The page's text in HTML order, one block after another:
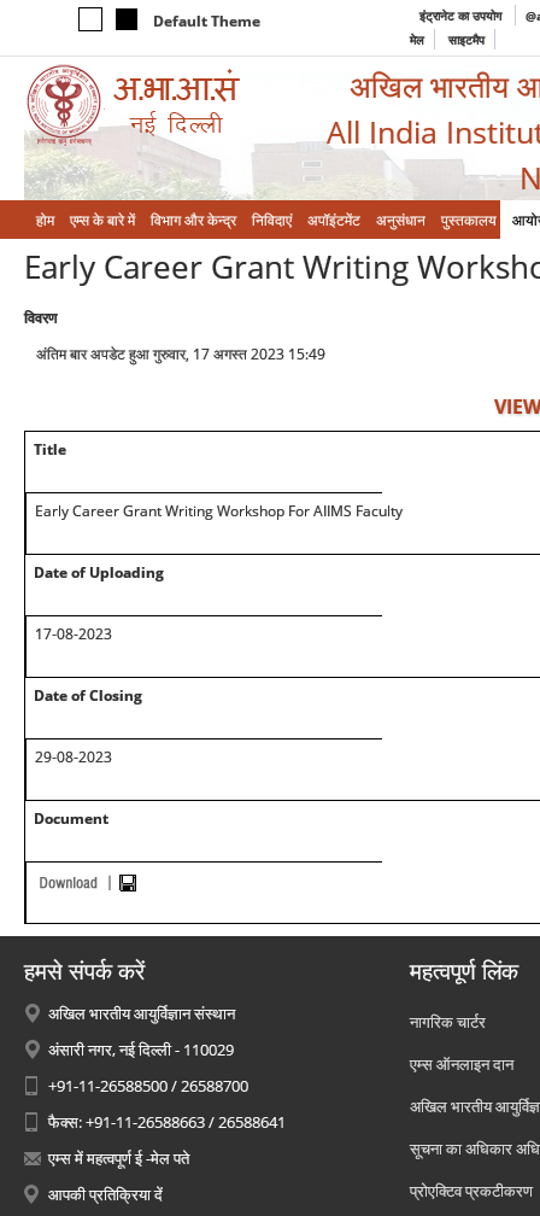
Default Theme इंट्रानेट का उपयोग
मेल
साइटमैप
अखिल भारतीय
All India
होम एम्‍स के बारे में विभाग और केन्‍द्र निविदाएं अपॉइंटमेंट अनुसंधान पुस्तकालय
Early Career Grant Writing
विवरण
अंतिम बार अपडेट हुआ गुरुवार, 17 अगस्त 2023 15:49
Title
Early Career Grant Writing Workshop For AIIMS Faculty
Date of Uploading
17-08-2023
Date of Closing
29-08-2023
Document
हमसे संपर्क करें
अखिल भारतीय आयुर्विज्ञान संस्थान
अंसारी नगर, नई दिल्ली - 110029
+91-11-26588500 / 26588700
फैक्स: +91-11-26588663 / 26588641
एम्स में महत्वपूर्ण ई -मेल पते
आपकी प्रतिक्रिया दें
महत्वपूर्ण लिंक
नागरिक चार्टर
एम्स ऑनलाइन दान
अखिल भारतीय
सूचना का अधिकार
प्रोएक्टिव प्रकटीकरण